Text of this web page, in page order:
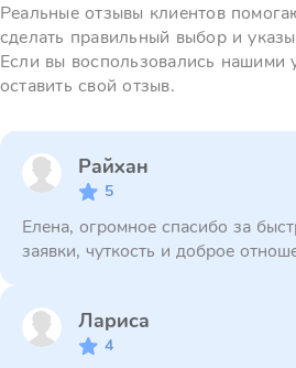
Реальные отзывы клиентов
сделать правильный выбор и
Если вы воспользовались нашими
оставить свой отзыв.
Райхан
5
Елена, огромное спасибо за
заявки, чуткость и доброе
Лариса
4